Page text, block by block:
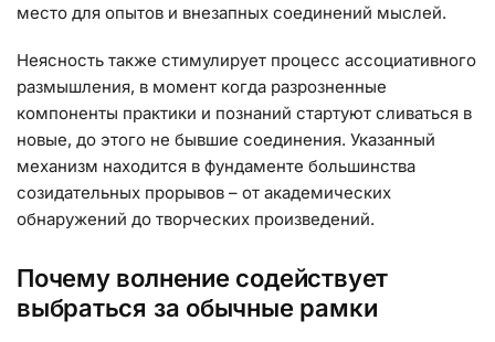
место для опытов и внезапных соединений мыслей.
Неясность также стимулирует процесс ассоциативного
размышления, в момент когда разрозненные
компоненты практики и познаний стартуют сливаться в
новые, до этого не бывшие соединения. Указанный
механизм находится в фундаменте большинства
созидательных прорывов – от академических
обнаружений до творческих произведений.
Почему волнение содействует
выбраться за обычные рамки